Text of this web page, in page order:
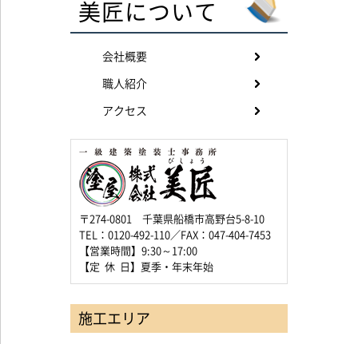
美匠について
会社概要
職人紹介
アクセス
〒274-0801 千葉県船橋市高野台5-8-10
TEL：0120-492-110／FAX：047-404-7453
【営業時間】9:30～17:00
【定 休 日】夏季・年末年始
施工エリア